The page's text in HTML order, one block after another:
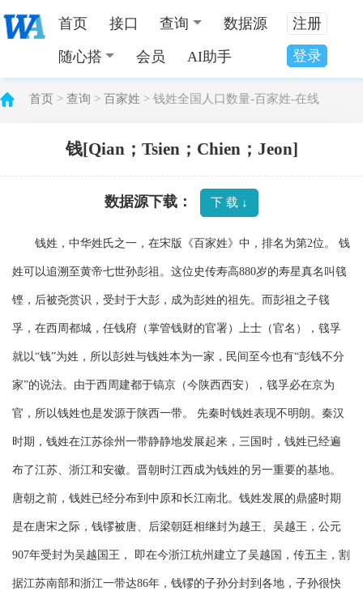
首页 接口 查询 数据源
随心搭 会员 AI助手
注册
登录
首页 > 查询 > 百家姓 > 钱姓全国人口数量-百家姓-在线
钱[Qian；Tsien；Chien；Jeon]
数据源下载： 下 载 ↓
钱姓，中华姓氏之一，在宋版《百家姓》中，排名为第2位。 钱
姓可以追溯至黄帝七世孙彭祖。这位史传寿高880岁的寿星真名叫篯
铿，后被尧赏识，受封于大彭，成为彭姓的祖先。而彭祖之子篯
孚，在西周都城，任钱府（掌管钱财的官署）上士（官名），篯孚
就以“钱”为姓，所以彭姓与钱姓本为一家，民间至今也有“彭钱不分
家”的说法。由于西周建都于镐京（今陕西西安），篯孚必在京为
官，所以钱姓也是发源于陕西一带。 先秦时钱姓表现不明朗。秦汉
时期，钱姓在江苏徐州一带静静地发展起来，三国时，钱姓已经遍
布了江苏、浙江和安徽。晋朝时江西成为钱姓的另一重要的基地。
唐朝之前，钱姓已经分布到中原和长江南北。钱姓发展的鼎盛时期
是在唐宋之际，钱镠被唐、后梁朝廷相继封为越王、吴越王，公元
907年受封为吴越国王， 即在今浙江杭州建立了吴越国，传五主，割
据江苏南部和浙江一带达86年，钱镠的子孙分封到各地，子孙很快